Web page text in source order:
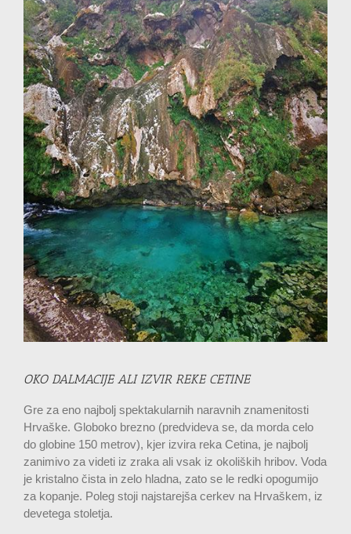
OKO DALMACIJE ALI IZVIR REKE CETINE
Gre za eno najbolj spektakularnih naravnih znamenitosti
Hrvaške. Globoko brezno (predvideva se, da morda celo
do globine 150 metrov), kjer izvira reka Cetina, je najbolj
zanimivo za videti iz zraka ali vsak iz okoliških hribov. Voda
je kristalno čista in zelo hladna, zato se le redki opogumijo
za kopanje. Poleg stoji najstarejša cerkev na Hrvaškem, iz
devetega stoletja.